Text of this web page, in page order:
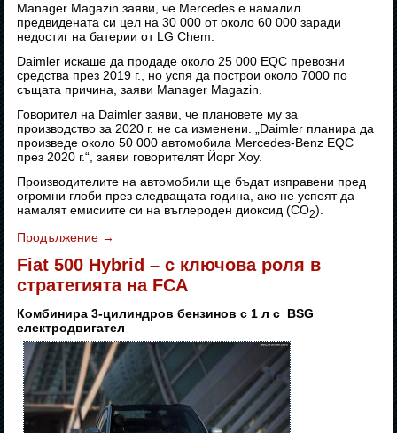
Manager Magazin заяви, че Mercedes е намалил
предвидената си цел на 30 000 от около 60 000 заради
недостиг на батерии от LG Chem.
Daimler искаше да продаде около 25 000 EQC превозни
средства през 2019 г., но успя да построи около 7000 по
същата причина, заяви Manager Magazin.
Говорител на Daimler заяви, че плановете му за
производство за 2020 г. не са изменени. „Daimler планира да
произведе около 50 000 автомобила Mercedes-Benz EQC
през 2020 г.“, заяви говорителят Йорг Хоу.
Производителите на автомобили ще бъдат изправени пред
огромни глоби през следващата година, ако не успеят да
намалят емисиите си на въглероден диоксид (CO2).
Продължение →
Fiat 500 Hybrid – с ключова роля в
стратегията на FCA
Комбинира 3-цилиндров бензинов с 1 л с BSG
електродвигател